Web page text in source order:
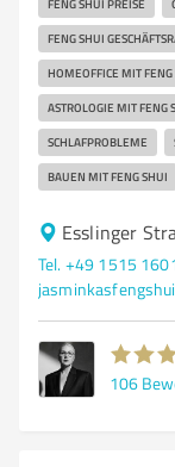
FENG SHUI PREISE
FENG SHUI
HOMEOFFICE MIT FENG
ASTROLOGIE MIT FENG
SCHLAFPROBLEME
BAUEN MIT FENG SHUI
Esslinger
Tel. +49 1515
106